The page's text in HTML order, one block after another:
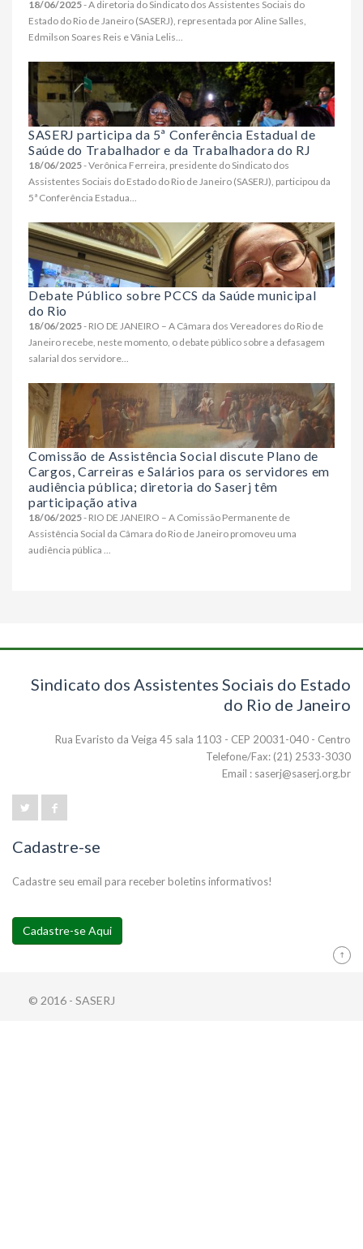
18/06/2025- A diretoria do Sindicato dos Assistentes Sociais do
Estado do Rio de Janeiro (SASERJ), representada por Aline Salles,
Edmilson Soares Reis e Vânia Lelis...
SASERJ participa da 5ª Conferência Estadual de
Saúde do Trabalhador e da Trabalhadora do RJ
18/06/2025- Verônica Ferreira, presidente do Sindicato dos
Assistentes Sociais do Estado do Rio de Janeiro (SASERJ), participou da
5ª Conferência Estadua...
Debate Público sobre PCCS da Saúde municipal
do Rio
18/06/2025- RIO DE JANEIRO – A Câmara dos Vereadores do Rio de
Janeiro recebe, neste momento, o debate público sobre a defasagem
salarial dos servidore...
Comissão de Assistência Social discute Plano de
Cargos, Carreiras e Salários para os servidores em
audiência pública; diretoria do Saserj têm
participação ativa
18/06/2025- RIO DE JANEIRO – A Comissão Permanente de
Assistência Social da Câmara do Rio de Janeiro promoveu uma
audiência pública ...
Sindicato dos Assistentes Sociais do Estado
do Rio de Janeiro
Rua Evaristo da Veiga 45 sala 1103 - CEP 20031-040 - Centro
Telefone/Fax: (21) 2533-3030
Email : saserj@saserj.org.br
Cadastre-se
Cadastre seu email para receber boletins informativos!
Cadastre-se Aqui
© 2016 - SASERJ